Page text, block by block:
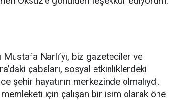
Narlı’yı, biz gazeteciler ve
çabaları, sosyal etkinliklerdeki
şehir hayatının merkezinde olmalıydı.
memleketi için çalışan bir isim olarak öne